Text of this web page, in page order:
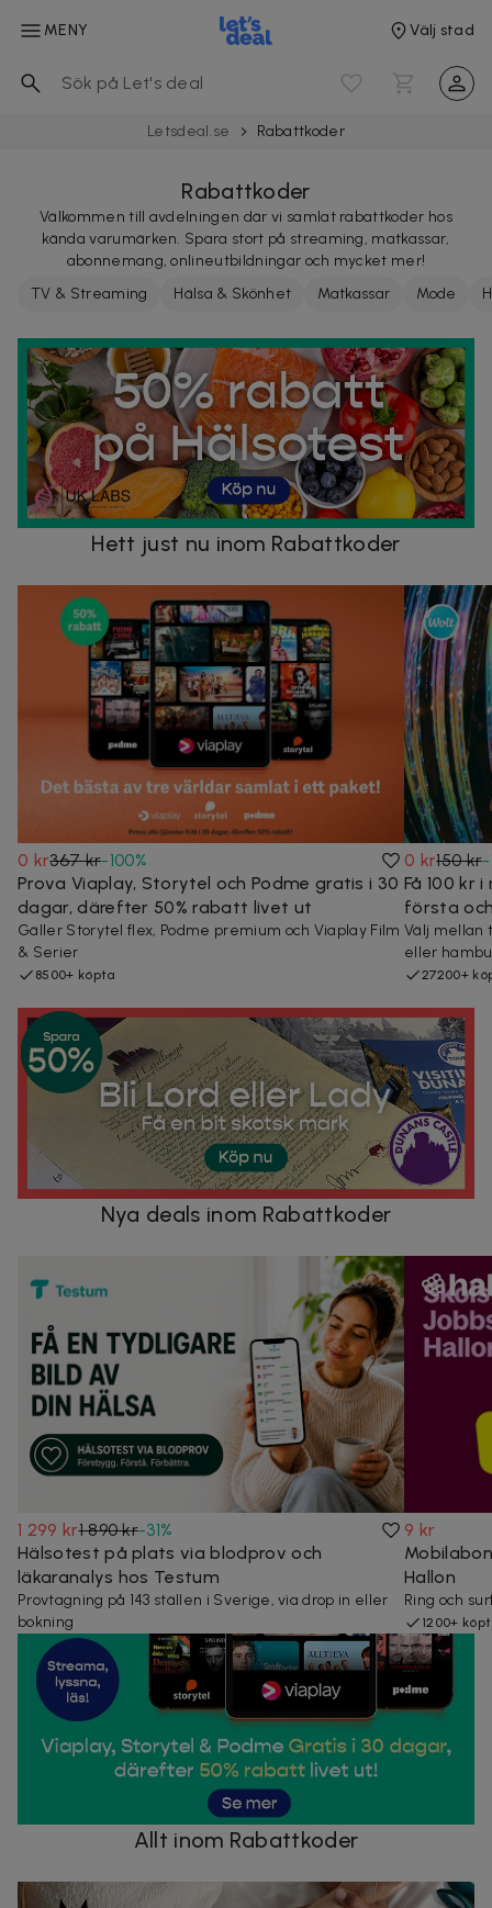
MENY Välj stad
Letsdeal.se Rabattkoder
Rabattkoder
Välkommen till avdelningen där vi samlat rabattkoder hos
kända varumärken. Spara stort på streaming, matkassar,
abonnemang, onlineutbildningar och mycket mer!
TV & Streaming
Hälsa & Skönhet Matkassar Mode
Hett just nu inom Rabattkoder
0 kr367 kr-100%
Prova Viaplay, Storytel och Podme gratis i 30
dagar, därefter 50% rabatt livet ut
Gäller Storytel flex, Podme premium och Viaplay Film
& Serier
8500+ köpta
0 kr150 kr-
Få 100 kr
första
Välj mellan
eller
27200+
Nya deals inom Rabattkoder
1 299 kr1 890 kr-31%
Hälsotest på plats via blodprov och
läkaranalys hos Testum
Provtagning på 143 ställen i Sverige, via drop in eller
bokning
9 kr
Hallon
Ring och
1200+
Allt inom Rabattkoder